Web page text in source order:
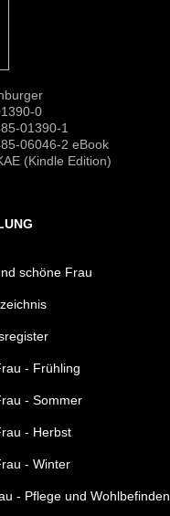
0
01390-1
06046-2 eBook
(Kindle Edition)
schöne Frau
- Frühling
- Sommer
- Herbst
- Winter
- Pflege und Wohlbefinden